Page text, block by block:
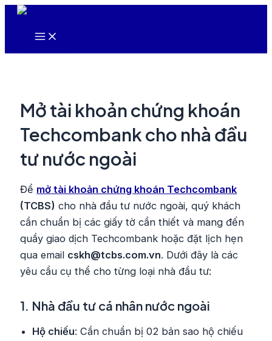
Nhảy
Main
Mở tài khoản chứng khoán
Techcombank cho nhà đầu
tư nước ngoài
Để mở tài khoản chứng khoán Techcombank
(TCBS) cho nhà đầu tư nước ngoài, quý khách
cần chuẩn bị các giấy tờ cần thiết và mang đến
quầy giao dịch Techcombank hoặc đặt lịch hẹn
qua email cskh@tcbs.com.vn. Dưới đây là các
yêu cầu cụ thể cho từng loại nhà đầu tư:
1. Nhà đầu tư cá nhân nước ngoài
Hộ chiếu: Cần chuẩn bị 02 bản sao hộ chiếu